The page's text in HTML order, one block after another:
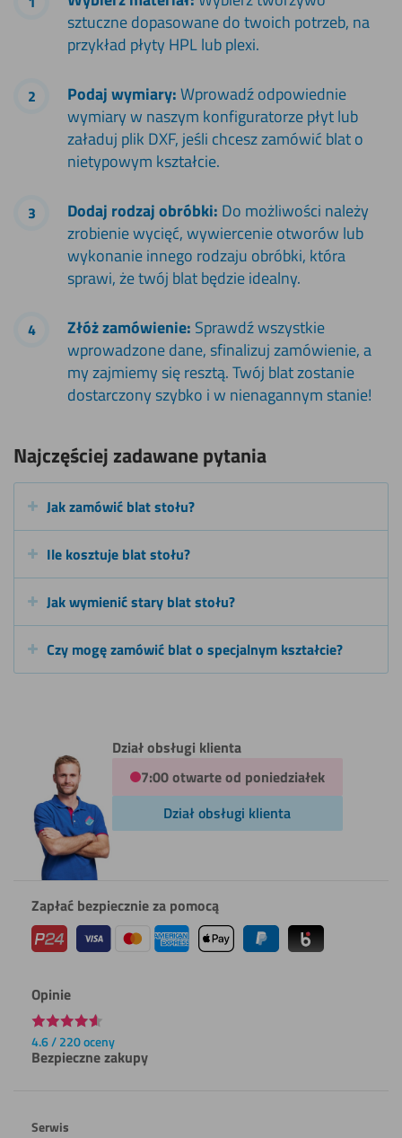
sztuczne dopasowane do twoich potrzeb, na
przykład płyty HPL lub plexi.
Podaj wymiary:Wprowadź odpowiednie
wymiary w naszym konfiguratorze płyt lub
załaduj plik DXF, jeśli chcesz zamówić blat o
nietypowym kształcie.
Dodaj rodzaj obróbki: Do możliwości należy
zrobienie wycięć, wywiercenie otworów lub
wykonanie innego rodzaju obróbki, która
sprawi, że twój blat będzie idealny.
Złóż zamówienie: Sprawdź wszystkie
wprowadzone dane, sfinalizuj zamówienie, a
my zajmiemy się resztą. Twój blat zostanie
dostarczony szybko i w nienagannym stanie!
Najczęściej zadawane pytania
Jak zamówić blat stołu?
Ile kosztuje blat stołu?
Jak wymienić stary blat stołu?
Czy mogę zamówić blat o specjalnym kształcie?
Dział obsługi klienta
7:00 otwarte od poniedziałek
Dział obsługi klienta
Zapłać bezpiecznie za pomocą
Opinie
4.6 / 220 oceny
Bezpieczne zakupy
Serwis